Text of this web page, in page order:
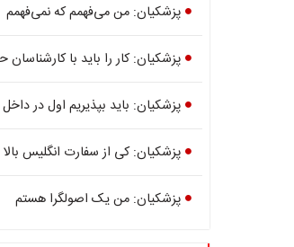
پزشکیان: من می‌فهمم که نمی‌فهمم
پزشکیان: کار را باید با کارشناسان
پزشکیان: باید بپذیریم اول در
پزشکیان: کی از سفارت انگلیس
پزشکیان: من یک اصولگرا هستم